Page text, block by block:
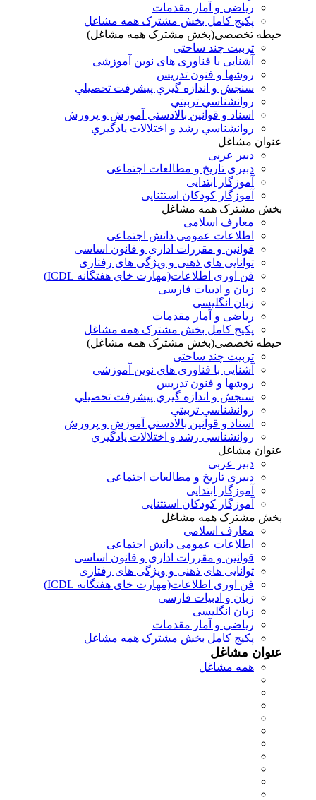
ریاضی و آمار مقدمات
پکیج کامل بخش مشترک همه مشاغل
حیطه تخصصی(بخش مشترک همه مشاغل)
تربیت چند ساحتی
آشنایی با فناوری های نوین آموزشی
روشها و فنون تدريس
سنجش و اندازه گيري پيشرفت تحصيلي
روانشناسي تربيتي
اسناد و قوانين بالادستي آموزش و پرورش
روانشناسي رشد و اختلالات يادگيري
عنوان مشاغل
دبير عربی
دبیری تاریخ و مطالعات اجتماعی
آموزگار ابتدایی
آموزگار کودکان استثنایی
بخش مشترک همه مشاغل
معارف اسلامی
اطلاعات عمومی دانش اجتماعی
قوانین و مقررات اداری و قانون اساسی
توانایی های ذهنی و ویژگی های رفتاری
فن اوری اطلاعات(مهارت خای هفتگانه ICDL)
زبان و ادبیات فارسی
زبان انگلیسی
ریاضی و آمار مقدمات
پکیج کامل بخش مشترک همه مشاغل
حیطه تخصصی(بخش مشترک همه مشاغل)
تربیت چند ساحتی
آشنایی با فناوری های نوین آموزشی
روشها و فنون تدريس
سنجش و اندازه گيري پيشرفت تحصيلي
روانشناسي تربيتي
اسناد و قوانين بالادستي آموزش و پرورش
روانشناسي رشد و اختلالات يادگيري
عنوان مشاغل
دبير عربی
دبیری تاریخ و مطالعات اجتماعی
آموزگار ابتدایی
آموزگار کودکان استثنایی
بخش مشترک همه مشاغل
معارف اسلامی
اطلاعات عمومی دانش اجتماعی
قوانین و مقررات اداری و قانون اساسی
توانایی های ذهنی و ویژگی های رفتاری
فن اوری اطلاعات(مهارت خای هفتگانه ICDL)
زبان و ادبیات فارسی
زبان انگلیسی
ریاضی و آمار مقدمات
پکیج کامل بخش مشترک همه مشاغل
عنوان مشاغل
همه مشاغل